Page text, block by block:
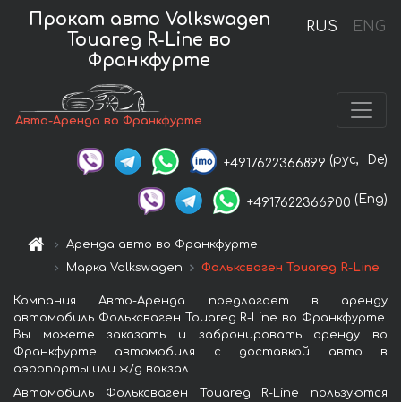
RUS ENG
Прокат авто Volkswagen
Touareg R-Line во
Франкфурте
Авто-Аренда во Франкфурте
+4917622366899 (рус, De)
+4917622366900 (Eng)
Аренда авто во Франкфурте
Марка Volkswagen
Фольксваген Touareg R-Line
Компания Авто-Аренда предлагает в аренду
автомобиль Фольксваген Touareg R-Line во Франкфурте.
Вы можете заказать и забронировать аренду во
Франкфурте автомобиля с доставкой авто в
аэропорты или ж/д вокзал.
Автомобиль Фольксваген Touareg R-Line пользуются